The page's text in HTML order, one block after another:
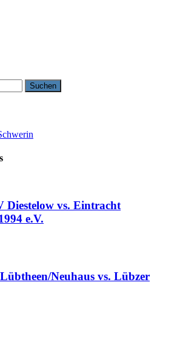
Diestelow vs. Eintracht
e.V.
Neuhaus vs. Lübzer